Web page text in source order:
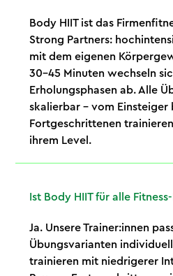
Body HIIT ist das
Strong Partners:
mit dem eigenen
30–45 Minuten wechseln
Erholungsphasen ab. Alle
skalierbar – vom Einsteiger
Fortgeschrittenen
ihrem Level.
Ist Body HIIT für alle
Ja. Unsere Trainer:innen
Übungsvarianten
trainieren mit niedrigerer